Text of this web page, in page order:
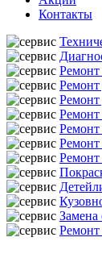
Контакты
Ремонт
Ремонт
Ремонт
Ремонт
Ремонт
Ремонт
Ремонт
Замена